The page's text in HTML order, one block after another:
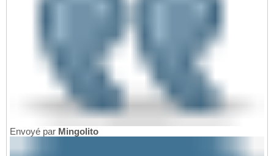
Envoyé par Mingolito